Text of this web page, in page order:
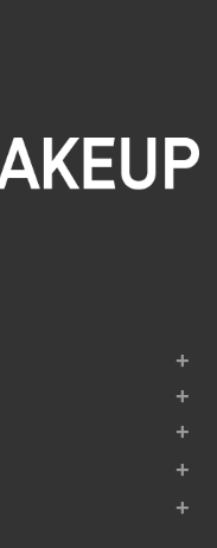
+
+
+
+
+